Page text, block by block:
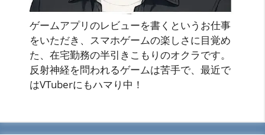
ゲームアプリのレビューを書くというお仕事
をいただき、スマホゲームの楽しさに目覚め
た、在宅勤務の半引きこもりのオクラです。
反射神経を問われるゲームは苦手で、最近で
はVTuberにもハマり中！